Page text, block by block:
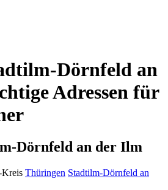
Dörnfeld an
Adressen für
Dörnfeld an der Ilm
Thüringen Stadtilm-Dörnfeld an